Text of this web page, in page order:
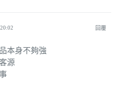
回覆
本身不夠強
源